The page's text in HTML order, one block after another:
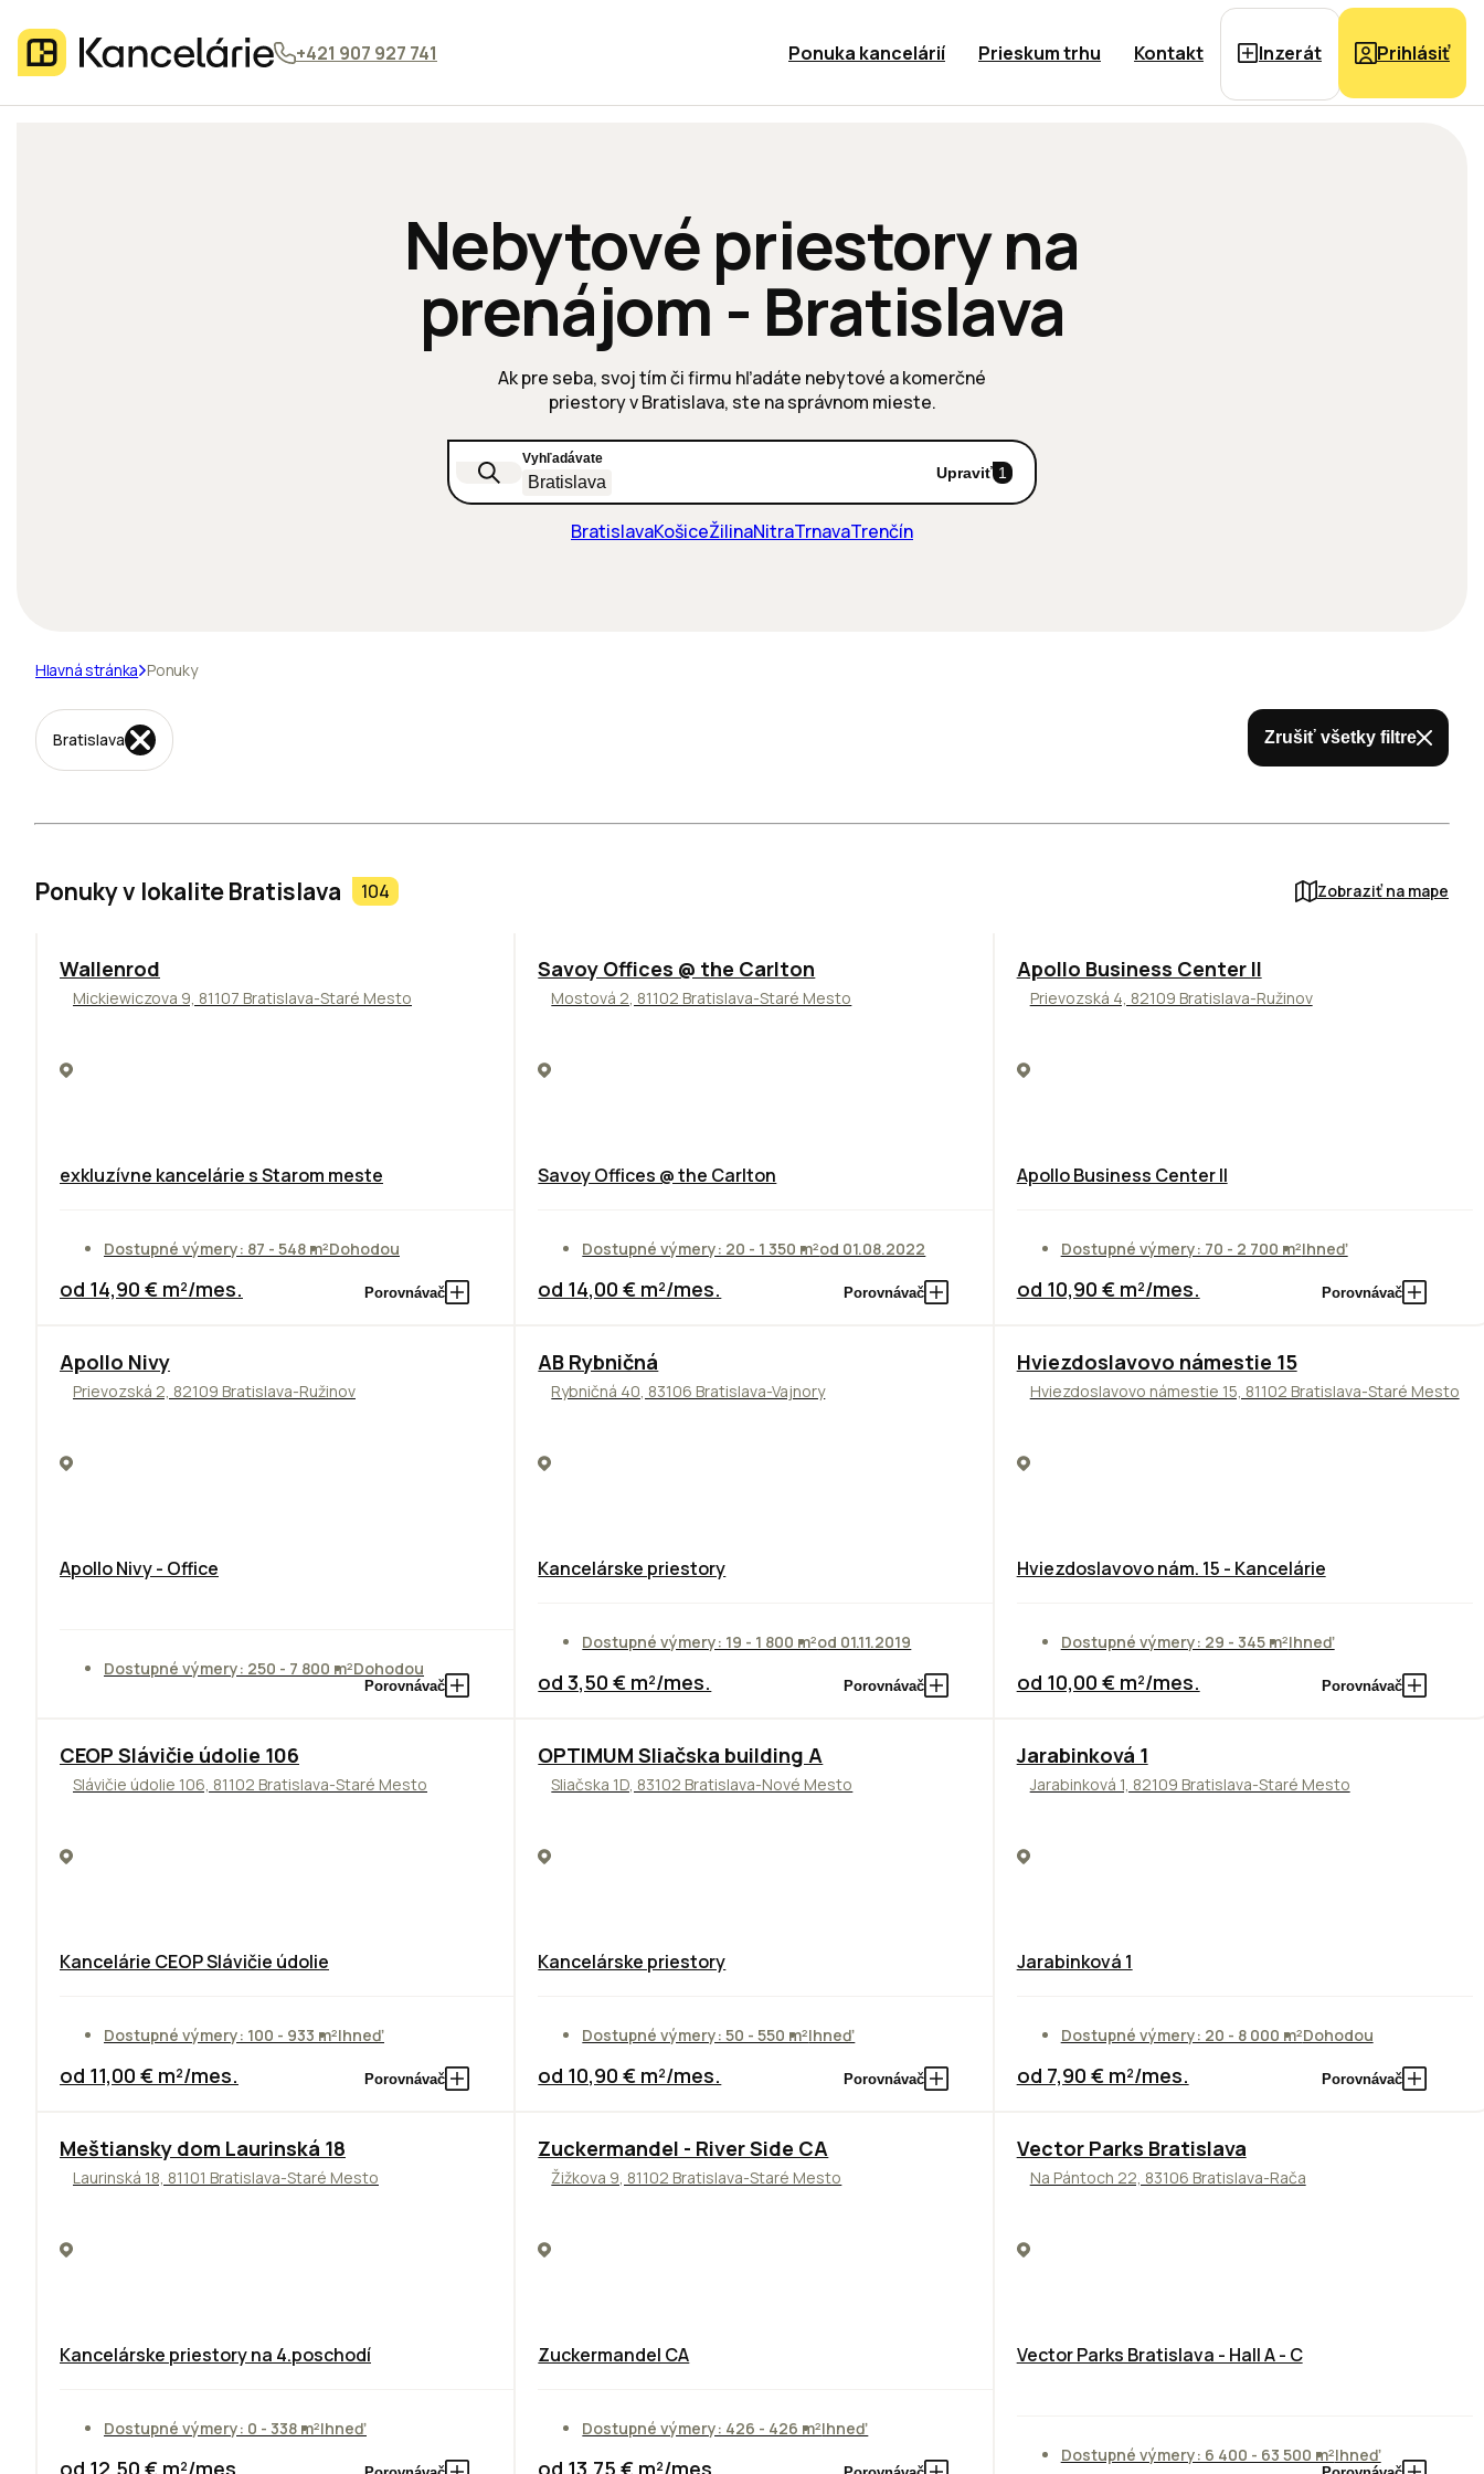
+421 907 927 741 Ponuka kancelárií Prieskum trhu Kontakt Inzerát Prihlásiť
Nebytové priestory na
prenájom - Bratislava
Ak pre seba, svoj tím či firmu hľadáte nebytové a komerčné
priestory v Bratislava, ste na správnom mieste.
Vyhľadávate
Bratislava
Upraviť 1
BratislavaKošiceŽilinaNitraTrnavaTrenčín
Hlavná stránka Ponuky
Zrušiť všetky filtre
Bratislava
Ponuky v lokalite Bratislava 104 Zobraziť na mape
Wallenrod
Mickiewiczova 9, 81107 Bratislava-Staré Mesto
exkluzívne kancelárie s Starom meste
Dostupné výmery: 87 - 548 m²Dohodou
od 14,90 € m²/mes. Porovnávač
TOP
Savoy Offices @ the Carlton
Mostová 2, 81102 Bratislava-Staré Mesto
Savoy Offices @ the Carlton
Dostupné výmery: 20 - 1 350 m²od 01.08.2022
od 14,00 € m²/mes. Porovnávač
TOP NOVINKA ODPORÚČAME
Apollo Business Center II
Prievozská 4, 82109 Bratislava-Ružinov
Apollo Business Center II
Dostupné výmery: 70 - 2 700 m²Ihneď
od 10,90 € m²/mes. Porovnávač
Apollo Nivy
Prievozská 2, 82109 Bratislava-Ružinov
Apollo Nivy - Office
Dostupné výmery: 250 - 7 800 m²Dohodou
Porovnávač
AB Rybničná
Rybničná 40, 83106 Bratislava-Vajnory
Kancelárske priestory
Dostupné výmery: 19 - 1 800 m²od 01.11.2019
od 3,50 € m²/mes. Porovnávač
ODPORÚČAME
Hviezdoslavovo námestie 15
Hviezdoslavovo námestie 15, 81102 Bratislava-Staré Mesto
Hviezdoslavovo nám. 15 - Kancelárie
Dostupné výmery: 29 - 345 m²Ihneď
od 10,00 € m²/mes. Porovnávač
CEOP Slávičie údolie 106
Slávičie údolie 106, 81102 Bratislava-Staré Mesto
Kancelárie CEOP Slávičie údolie
Dostupné výmery: 100 - 933 m²Ihneď
od 11,00 € m²/mes. Porovnávač
OPTIMUM Sliačska building A
Sliačska 1D, 83102 Bratislava-Nové Mesto
Kancelárske priestory
Dostupné výmery: 50 - 550 m²Ihneď
od 10,90 € m²/mes. Porovnávač
Jarabinková 1
Jarabinková 1, 82109 Bratislava-Staré Mesto
Jarabinková 1
Dostupné výmery: 20 - 8 000 m²Dohodou
od 7,90 € m²/mes. Porovnávač
Meštiansky dom Laurinská 18
Laurinská 18, 81101 Bratislava-Staré Mesto
Kancelárske priestory na 4.poschodí
Dostupné výmery: 0 - 338 m²Ihneď
od 12,50 € m²/mes.
NOVINKA
Zuckermandel - River Side CA
Žižkova 9, 81102 Bratislava-Staré Mesto
Zuckermandel CA
Dostupné výmery: 426 - 426 m²Ihneď
od 13,75 € m²/mes.
Vector Parks Bratislava
Na Pántoch 22, 83106 Bratislava-Rača
Vector Parks Bratislava - Hall A - C
Dostupné výmery: 6 400 - 63 500 m²Ihneď